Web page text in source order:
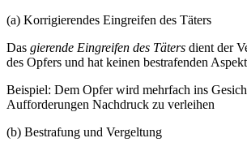
(a) Korrigierendes Eingreifen des Täters
Das gierende Eingreifen des Täters dient der
des Opfers und hat keinen bestrafenden
Beispiel: Dem Opfer wird mehrfach ins
Aufforderungen Nachdruck zu verleihen
(b) Bestrafung und Vergeltung